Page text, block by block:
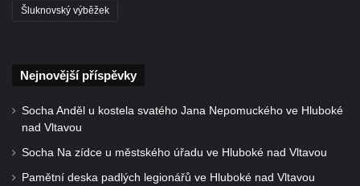
Pomník obětem 1. a 2. světové války před
napoleonských válek u silnice z Chlumčan
do Cítolib
Hrob Antonína Švejdy na hřbitově v
Chlumčanech
Hrob Jaroslava Klicpery na hřbitově v
Šluknovský výběžek
Nejnovější příspěvky
Socha Anděl u kostela svatého Jana Nepomuckého ve Hluboké
nad Vltavou
Socha Na zídce u městského úřadu ve Hluboké nad Vltavou
Pamětní deska padlých legionářů ve Hluboké nad Vltavou